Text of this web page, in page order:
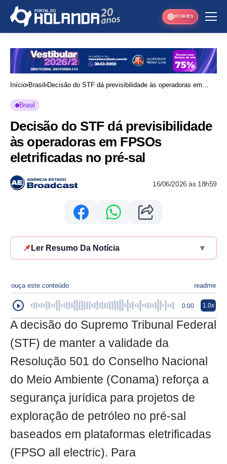
STORIES
Início Brasil
Decisão do STF dá previsibilidade às operadoras em
Brasil
Decisão do STF dá previsibilidade
às operadoras em FPSOs
eletrificadas no pré-sal
16/06/2026 às 18h59
📌 Ler Resumo Da Notícia ▾
ouça este conteúdo readme
0:00 1.0x
A decisão do Supremo Tribunal Federal
(STF) de manter a validade da
Resolução 501 do Conselho Nacional
do Meio Ambiente (Conama) reforça a
segurança jurídica para projetos de
exploração de petróleo no pré-sal
baseados em plataformas eletrificadas
(FPSO all electric). Para